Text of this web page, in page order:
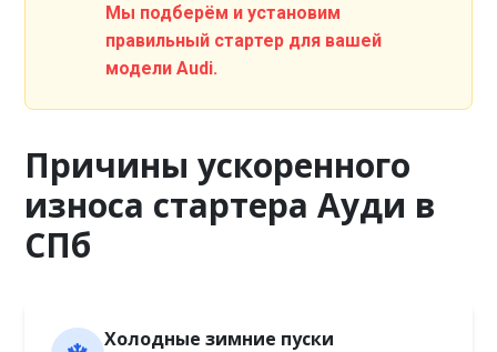
Мы подберём и установим
правильный стартер для вашей
модели Audi.
Причины ускоренного
износа стартера Ауди в
СПб
Холодные зимние пуски